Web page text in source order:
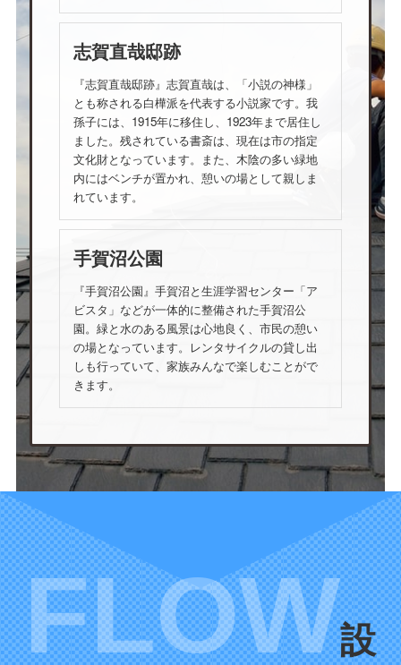
志賀直哉邸跡
『志賀直哉邸跡』志賀直哉は、「小説の神様」
とも称される白樺派を代表する小説家です。我
孫子には、1915年に移住し、1923年まで居住し
ました。残されている書斎は、現在は市の指定
文化財となっています。また、木陰の多い緑地
内にはベンチが置かれ、憩いの場として親しま
れています。
手賀沼公園
『手賀沼公園』手賀沼と生涯学習センター「ア
ビスタ」などが一体的に整備された手賀沼公
園。緑と水のある風景は心地良く、市民の憩い
の場となっています。レンタサイクルの貸し出
しも行っていて、家族みんなで楽しむことがで
きます。
設